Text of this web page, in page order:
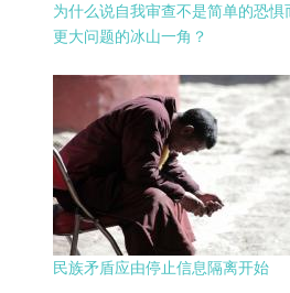
为什么说自我审查不是简单的恐惧
更大问题的冰山一角？
民族矛盾应由停止信息隔离开始